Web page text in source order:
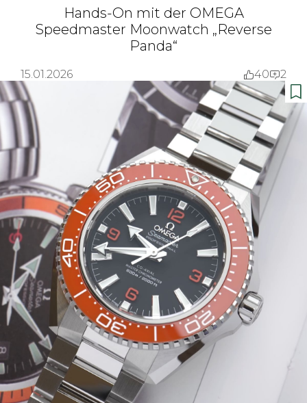
Hands-On mit der OMEGA
Speedmaster Moonwatch „Reverse
Panda“
15.01.2026 40 2